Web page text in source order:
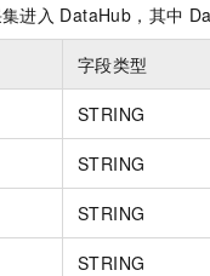
进入 DataHub，其中
字段类型
STRING
STRING
STRING
STRING